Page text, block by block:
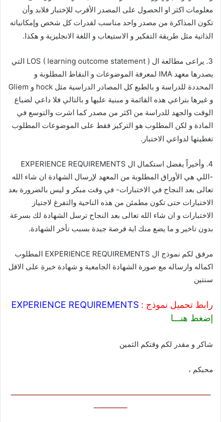
معلومات اكثر او الحصول على المصدر الأقرب للإختبار فلابد وأن
تكون المذاكرة من مصدر واحد مناسب لقدرات كل شخص وإمكانياته
الذاتية مثل طريقة التفكير و الاستيعاب و اللغة الانجليزية و هكذا.
3. يراعى مطالعة ال LOS ( learning outcome statement ) التي
يصدرها معهد IMA لمعرفة الموضوعات و النقاط المطلوبة و
المحددة للدراسة و بالطبع كل المصادر الدراسية مثل hock و Gliem
و غيرها بتراعي هذه القائمة و مبنية عليها و بالتالي فلا داعي لضياع
الوقت والجهد للدراسة من اكثر من مصدر كما اشرت والتوسع في
المادة و لكن المطلوب هو التركيز فقط على الموضوعات المطلوب
تغطيتها لدواعي الاختبار.
4. وأخيراً يفضل استكمال ال EXPERIENCE REQUIREMENTS
-اللي هي الأوراق المطلوبة من المعهد لإرسال الشهادة ان شاء الله
تعالى بعد النجاح في الاختبارات- في وقت مبكر و ليس بالضرورة بعد
الاختبارات حتى تكون مطمئن من هذه الناحية والتفرغ لاجتياز
الاختبارات و ان شاء الله تعالى بعد النجاح ترسل الشهادة لك بسرعة
بدون تاخير و ما يضع منك اية فرصة جيدة بسبب تأخر الشهادة.
مرفق لكم نموذج ال EXPERIENCE REQUIREMENTS المطلوب
اكماله وارساله مع صورة الشهادة الجامعية و شهادة خبرة على الاقل
سنتين
رابط تحميل نموذج :
إضغط هنـــا
شاكر و مقدر لكم وقتكم الثمين
محبكم ،
———————————————————————————
————–